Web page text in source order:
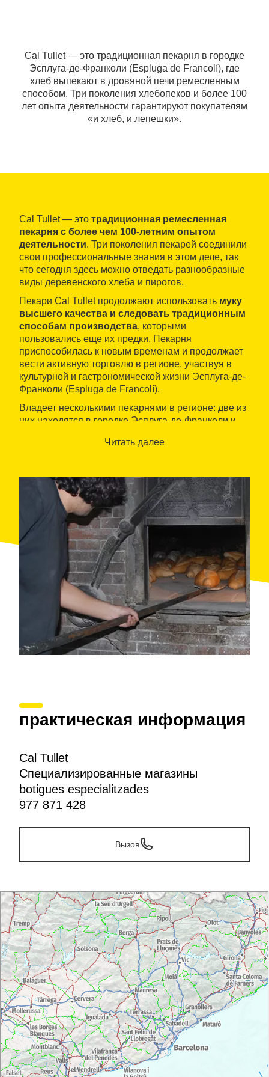
Cal Tullet — это традиционная пекарня в городке
Эсплуга-де-Франколи (Espluga de Francolí), где
хлеб выпекают в дровяной печи ремесленным
способом. Три поколения хлебопеков и более 100
лет опыта деятельности гарантируют покупателям
«и хлеб, и лепешки».
Cal Tullet — это традиционная ремесленная
пекарня с более чем 100-летним опытом
деятельности. Три поколения пекарей соединили
свои профессиональные знания в этом деле, так
что сегодня здесь можно отведать разнообразные
виды деревенского хлеба и пирогов.
Пекари Cal Tullet продолжают использовать муку
высшего качества и следовать традиционным
способам производства, которыми
пользовались еще их предки. Пекарня
приспособилась к новым временам и продолжает
вести активную торговлю в регионе, участвуя в
культурной и гастрономической жизни Эсплуга-де-
Франколи (Espluga de Francolí).
Владеет несколькими пекарнями в регионе: две из
них находятся в городке Эсплуга-де-Франколи и
Читать далее
практическая информация
Cal Tullet
Специализированные магазины
botigues especialitzades
977 871 428
Вызов